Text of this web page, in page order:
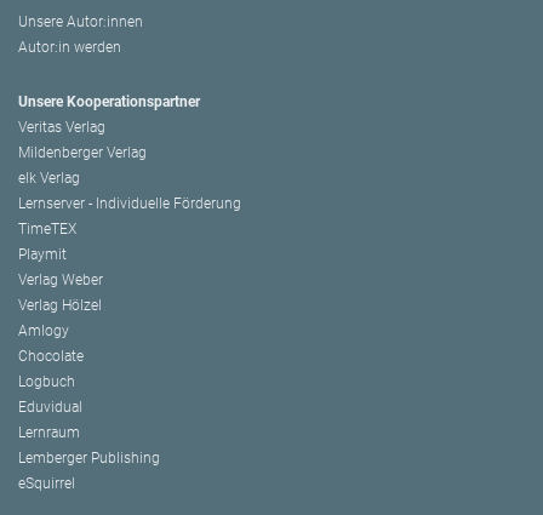
Unsere Autor:innen
Autor:in werden
Unsere Kooperationspartner
Veritas Verlag
Mildenberger Verlag
elk Verlag
Lernserver - Individuelle Förderung
TimeTEX
Playmit
Verlag Weber
Verlag Hölzel
Amlogy
Chocolate
Logbuch
Eduvidual
Lernraum
Lemberger Publishing
eSquirrel